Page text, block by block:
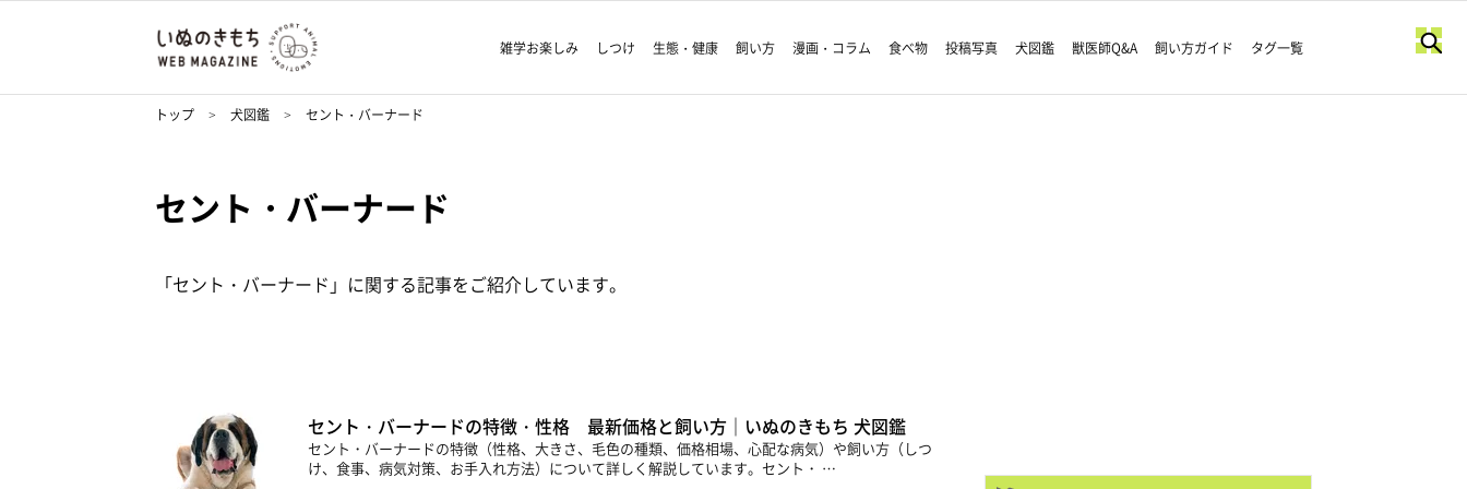
雑学お楽しみ しつけ 生態・健康 飼い方 漫画・コラム 食べ物 投稿写真 犬図鑑 獣医師Q&A 飼い方ガイド タグ一覧
トップ 犬図鑑 セント・バーナード
セント・バーナード
「セント・バーナード」に関する記事をご紹介しています。
セント・バーナードの特徴・性格 最新価格と飼い方｜いぬのきもち 犬図鑑
セント・バーナードの特徴（性格、大きさ、毛色の種類、価格相場、心配な病気）や飼い方（しつ
け、食事、病気対策、お手入れ方法）について詳しく解説しています。セント・ …